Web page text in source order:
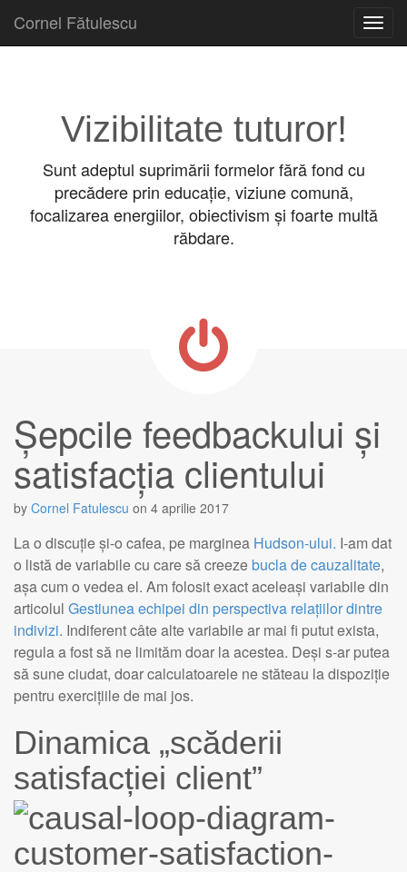
Cornel Fătulescu
Vizibilitate tuturor!
Sunt adeptul suprimării formelor fără fond cu
precădere prin educație, viziune comună,
focalizarea energiilor, obiectivism și foarte multă
răbdare.
Șepcile feedbackului și
satisfacția clientului
by Cornel Fatulescu on 4 aprilie 2017
La o discuție și-o cafea, pe marginea Hudson-ului. I-am dat
o listă de variabile cu care să creezebucla de cauzalitate,
așa cum o vedea el. Am folosit exact aceleași variabile din
articolul Gestiunea echipei din perspectiva relațiilor dintre
indivizi. Indiferent câte alte variabile ar mai fi putut exista,
regula a fost să ne limităm doar la acestea. Deși s-ar putea
să sune ciudat, doar calculatoarele ne stăteau la dispoziție
pentru exercițiile de mai jos.
Dinamica „scăderii
satisfacției client”